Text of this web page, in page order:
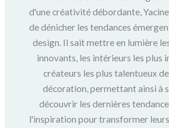
d'une créativité débordante,
de dénicher les tendances
design. Il sait mettre en lumière
innovants, les intérieurs les plus
créateurs les plus talentueux
décoration, permettant ainsi à
découvrir les dernières
l'inspiration pour transformer